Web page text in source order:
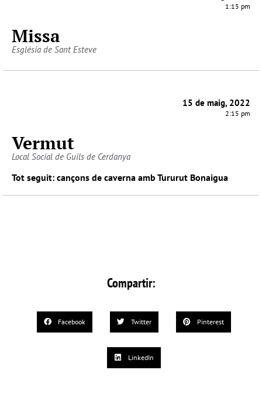
1:15 pm
Missa
Església de Sant Esteve
15 de maig, 2022
2:15 pm
Vermut
Local Social de Guils de Cerdanya
Tot seguit: cançons de caverna amb Tururut Bonaigua
Compartir:
Facebook Twitter Pinterest
LinkedIn